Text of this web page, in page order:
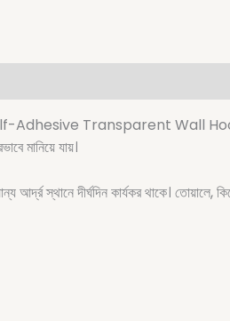
Adhesive Transparent Wall Hooks
মানিয়ে যায়।
আর্দ্র স্থানে দীর্ঘদিন কার্যকর থাকে।